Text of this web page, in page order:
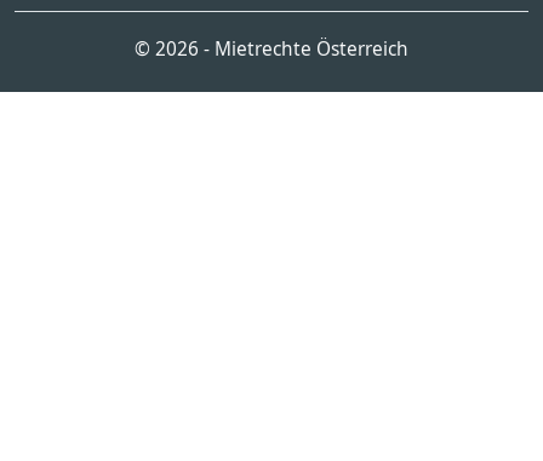
© 2026 - Mietrechte Österreich